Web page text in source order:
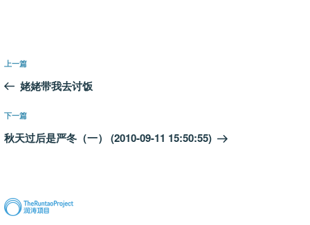
文
导
航
上
一
文
章
上一篇
姥姥带我去讨饭
下
一
下一篇
秋天过后是严冬（一） (2010-09-11 15:50:55)